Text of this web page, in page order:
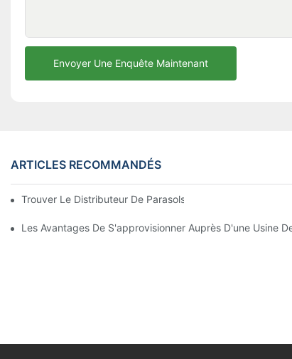
Envoyer Une Enquête Maintenant
ARTICLES RECOMMANDÉS
Trouver Le Distributeur De Parasols De Plage Idéal Pour
Les Avantages De S'approvisionner Auprès D'une Usine